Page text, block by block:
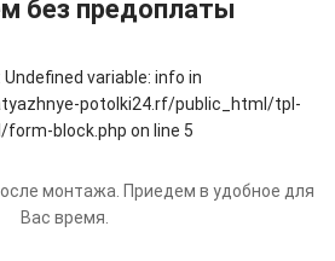
без предоплаты
монтажа. Приедем в удобное для
Вас время.